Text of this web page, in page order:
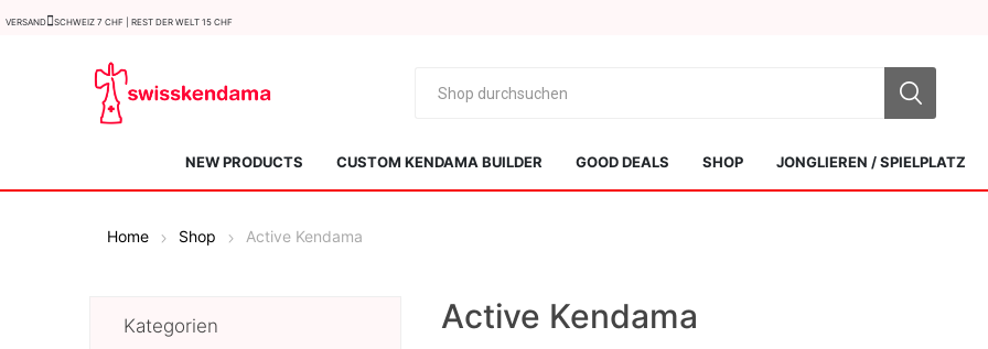
Versand Schweiz 7 CHF | Rest der Welt 15 CHF
NEW PRODUCTS CUSTOM KENDAMA BUILDER GOOD DEALS SHOP JONGLIEREN / SPIELPLATZ
Home Shop Active Kendama
Active Kendama
Kategorien